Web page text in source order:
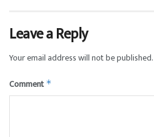
Leave a Reply
Your email address will not be published.
Comment *